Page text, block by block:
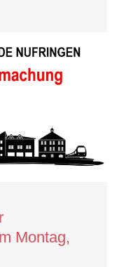
Montag,